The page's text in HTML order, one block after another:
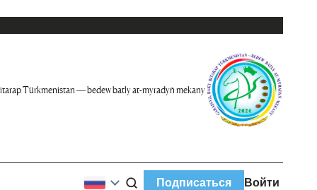
Türkmenistan — bedew batly at-myradyň mekany
Подписаться Войти